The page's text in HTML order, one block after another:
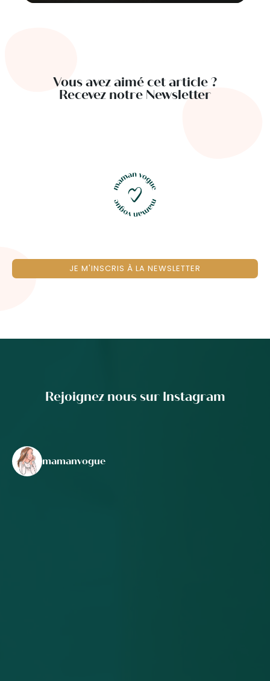
Vous avez aimé cet article ?
Recevez notre Newsletter
JE M'INSCRIS À LA NEWSLETTER
Rejoignez nous sur Instagram
mamanvogue